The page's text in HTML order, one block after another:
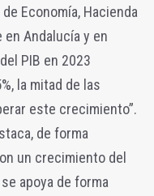
Economía, Hacienda
en Andalucía y en
PIB en 2023
la mitad de las
este crecimiento”.
de forma
un crecimiento del
apoya de forma